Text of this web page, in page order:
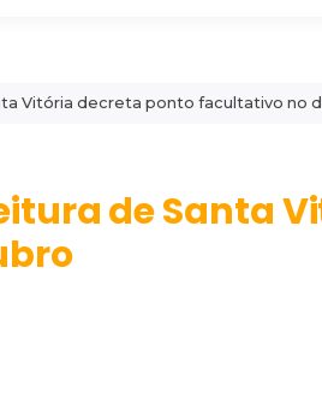
Vitória decreta ponto facultativo no
de Santa